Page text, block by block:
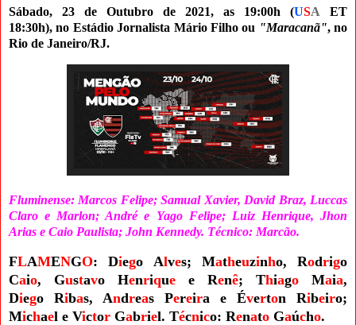
Sábado, 23 de Outubro de 2021, as 19:00h (USA ET
18:30h),no Estádio Jornalista Mário Filho ou "Maracanã", no
Rio de Janeiro/RJ.
Fluminense: Marcos Felipe; Samual Xavier, David Braz, Luccas
Claro e Marlon; André e Yago Felipe; Luiz Henrique, Jhon
Arias e Caio Paulista; John Kennedy. Técnico: Marcão.
FLAMENGO: Diego Alves; Matheuzinho, Rodrigo
Caio, Gustavo Henrique e Renê; Thiago Maia,
Diego Ribas, Andreas Pereira e Éverton Ribeiro;
Michael e Victor Gabriel. Técnico: Renato Gaúcho.